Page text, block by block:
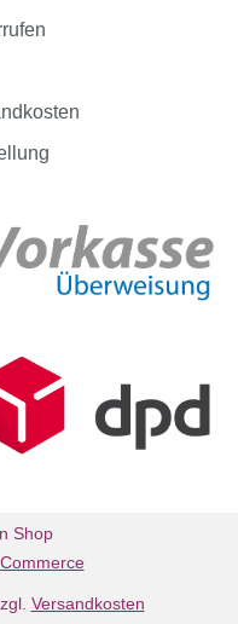
Shop
Versandkosten